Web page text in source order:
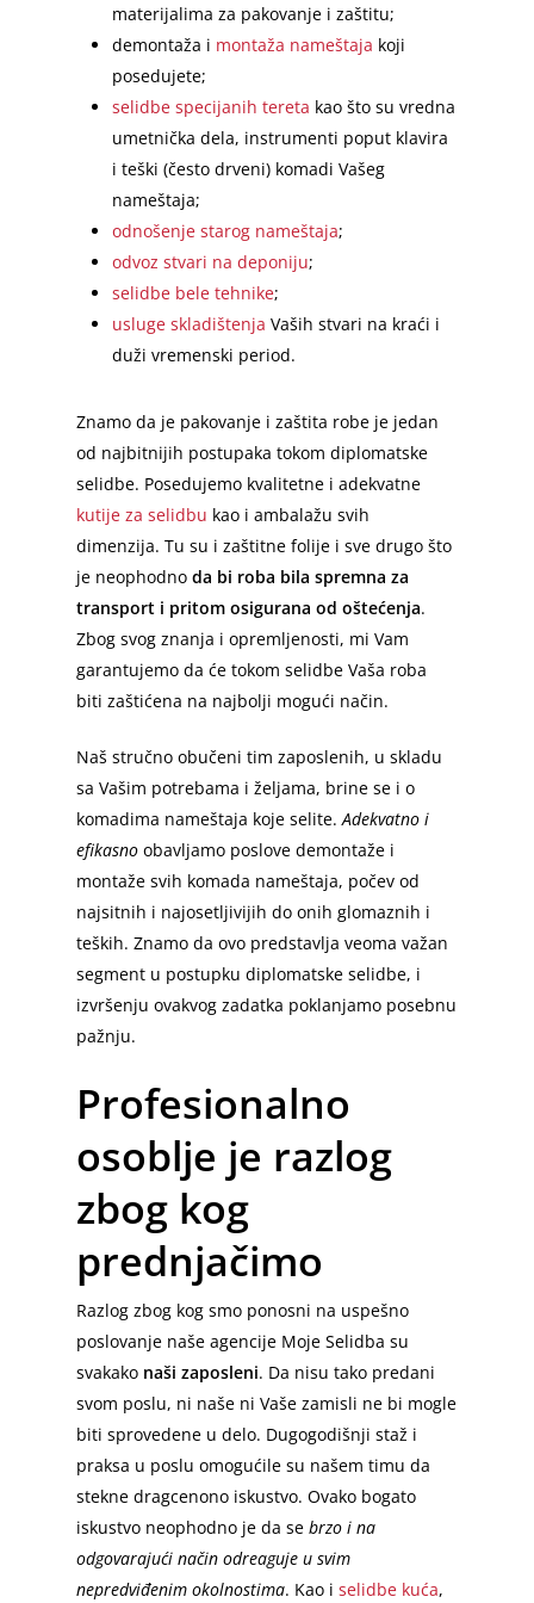
materijalima za pakovanje i zaštitu;
demontaža i montaža nameštaja koji
posedujete;
selidbe specijanih tereta kao što su vredna
umetnička dela, instrumenti poput klavira
i teški (često drveni) komadi Vašeg
nameštaja;
odnošenje starog nameštaja;
odvoz stvari na deponiju;
selidbe bele tehnike;
usluge skladištenja Vaših stvari na kraći i
duži vremenski period.
Znamo da je pakovanje i zaštita robe je jedan
od najbitnijih postupaka tokom diplomatske
selidbe. Posedujemo kvalitetne i adekvatne
kutije za selidbu kao i ambalažu svih
dimenzija. Tu su i zaštitne folije i sve drugo što
je neophodnoda bi roba bila spremna za
transport i pritom osigurana od oštećenja.
Zbog svog znanja i opremljenosti, mi Vam
garantujemo da će tokom selidbe Vaša roba
biti zaštićena na najbolji mogući način.
Naš stručno obučeni tim zaposlenih, u skladu
sa Vašim potrebama i željama, brine se i o
komadima nameštaja koje selite.Adekvatno i
efikasno obavljamo poslove demontaže i
montaže svih komada nameštaja, počev od
najsitnih i najosetljivijih do onih glomaznih i
teških. Znamo da ovo predstavlja veoma važan
segment u postupku diplomatske selidbe, i
izvršenju ovakvog zadatka poklanjamo posebnu
pažnju.
Profesionalno
osoblje je razlog
zbog kog
prednjačimo
Razlog zbog kog smo ponosni na uspešno
poslovanje naše agencije Moje Selidba su
svakako naši zaposleni. Da nisu tako predani
svom poslu, ni naše ni Vaše zamisli ne bi mogle
biti sprovedene u delo. Dugogodišnji staž i
praksa u poslu omogućile su našem timu da
stekne dragcenono iskustvo. Ovako bogato
iskustvo neophodno je da sebrzo i na
odgovarajući način odreaguje u svim
nepredviđenim okolnostima. Kao iselidbe kuća,
Početna
Selidbe u Beogradu
Vračar
Stari grad
Zvezdara
Zemun
Selidbe Cena
Usluge
Selidbe Sa Radnicima
Selidbe Stanova
Prevoz Robe